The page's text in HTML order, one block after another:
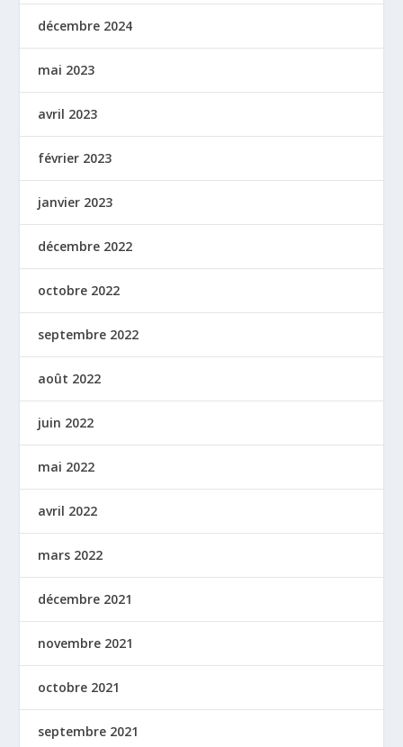
décembre 2024
mai 2023
avril 2023
février 2023
janvier 2023
décembre 2022
octobre 2022
septembre 2022
août 2022
juin 2022
mai 2022
avril 2022
mars 2022
décembre 2021
novembre 2021
octobre 2021
septembre 2021